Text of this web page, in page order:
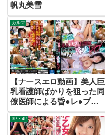
帆丸美雪
カルマ
【ナースエロ動画】美人巨
乳看護師ばかりを狙った同
僚医師による昏●レ●プ動
画 美波もも
3P・4P